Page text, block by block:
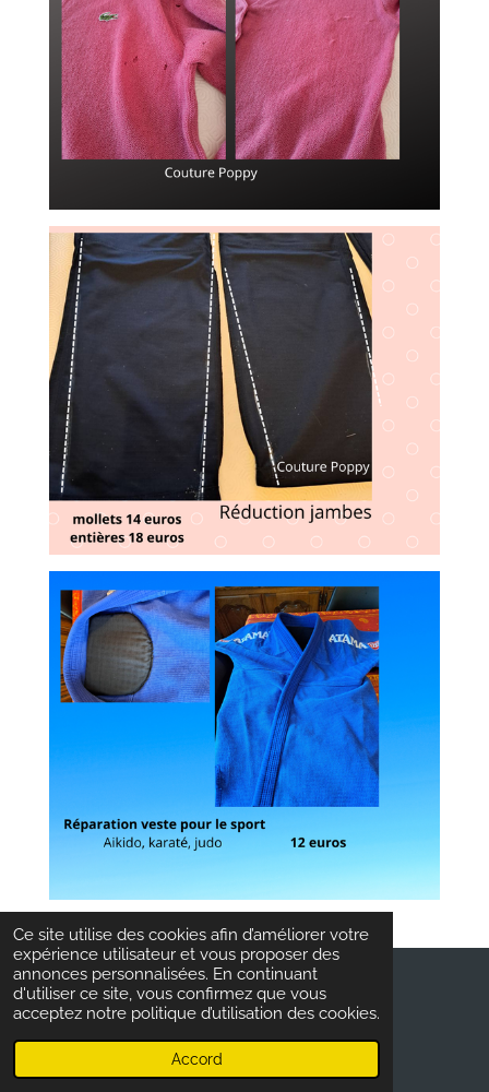
Ce site utilise des cookies afin d’améliorer votre
expérience utilisateur et vous proposer des
annonces personnalisées. En continuant
d'utiliser ce site, vous confirmez que vous
acceptez notre politique d’utilisation des cookies.
Accord
© 2023 - 2026 couture poppy